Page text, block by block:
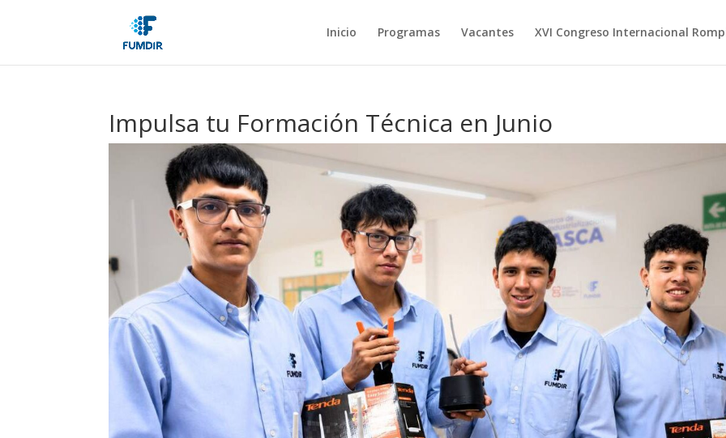
Inicio Programas Vacantes XVI Congreso Internacional
Impulsa tu Formación Técnica en Junio